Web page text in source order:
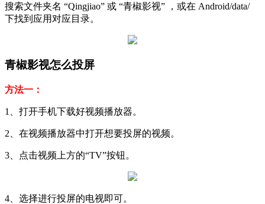
搜索文件夹名 “Qingjiao” 或 “青椒影视” ，或在 Android/data/
下找到应用对应目录。
青椒影视怎么投屏
方法一：
1、打开手机下载好视频播放器。
2、在视频播放器中打开想要投屏的视频。
3、点击视频上方的“TV”按钮。
4、选择进行投屏的电视即可。